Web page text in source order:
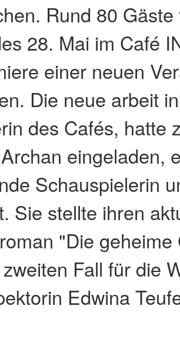
Rund 80
28. Mai im Café
einer neuen
Die neue arbeit
des Cafés, hatte
eingeladen,
Schauspielerin
Sie stellte ihren
"Die
Fall für die
Edwina